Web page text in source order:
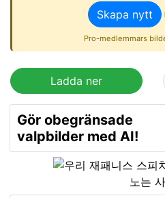
Skapa nytt
Pro-medlemmars
Ladda ner
Gör obegränsade
valpbilder med AI!